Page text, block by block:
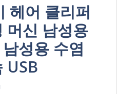
헤어 클리퍼
머신 남성용
성용 수염
USB